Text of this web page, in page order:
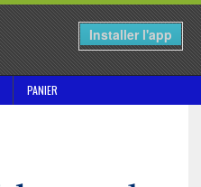
Installer l'app
PANIER